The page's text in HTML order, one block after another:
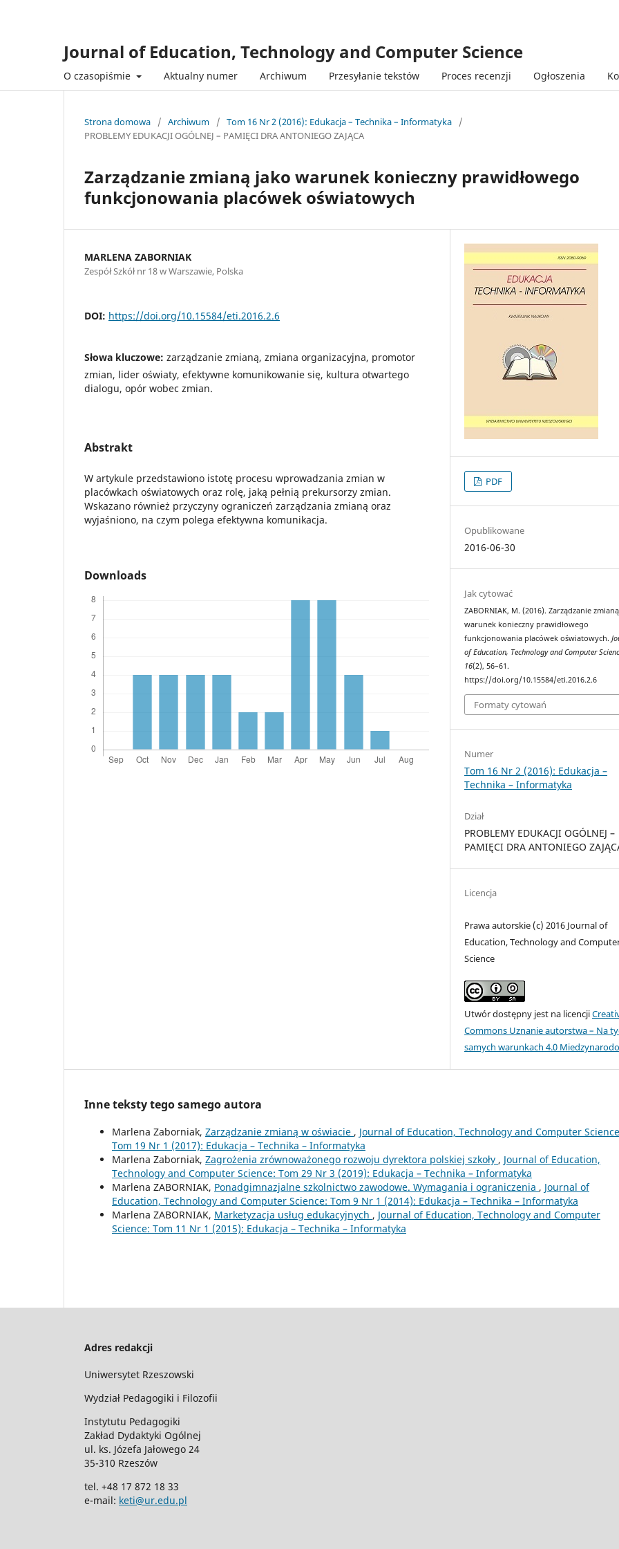
Journal of Education, Technology and Computer Science
O czasopiśmie Aktualny numer Archiwum Przesyłanie tekstów Proces recenzji Ogłoszenia
Strona domowa / Archiwum / Tom 16 Nr 2 (2016): Edukacja – Technika – Informatyka
/
PROBLEMY EDUKACJI OGÓLNEJ – PAMIĘCI DRA ANTONIEGO ZAJĄCA
Zarządzanie zmianą jako warunek konieczny prawidłowego
funkcjonowania placówek oświatowych
MARLENA ZABORNIAK
Zespół Szkół nr 18 w Warszawie, Polska
DOI: https://doi.org/10.15584/eti.2016.2.6
Słowa kluczowe: zarządzanie zmianą, zmiana organizacyjna, promotor
zmian, lider oświaty, efektywne komunikowanie się, kultura otwartego
dialogu, opór wobec zmian.
Abstrakt
W artykule przedstawiono istotę procesu wprowadzania zmian w
placówkach oświatowych oraz rolę, jaką pełnią prekursorzy zmian.
Wskazano również przyczyny ograniczeń zarządzania zmianą oraz
wyjaśniono, na czym polega efektywna komunikacja.
Downloads
PDF
Opublikowane
2016-06-30
Jak cytować
ZABORNIAK, M. (2016). Zarządzanie
warunek konieczny prawidłowego
funkcjonowania placówek oświatowych.
of Education, Technology and Computer
16(2), 56–61.
https://doi.org/10.15584/eti.2016.2.6
Formaty cytowań
Numer
Tom 16 Nr 2 (2016): Edukacja –
Technika – Informatyka
Dział
PROBLEMY EDUKACJI OGÓLNEJ –
PAMIĘCI DRA ANTONIEGO
Licencja
Prawa autorskie (c) 2016 Journal of
Education, Technology and
Science
Utwór dostępny jest na licencji
Commons Uznanie autorstwa – Na
samych warunkach 4.0
Inne teksty tego samego autora
Marlena Zaborniak, Zarządzanie zmianą w oświacie , Journal of Education, Technology and Computer
Tom 19 Nr 1 (2017): Edukacja – Technika – Informatyka
Marlena Zaborniak, Zagrożenia zrównoważonego rozwoju dyrektora polskiej szkoły , Journal of Education,
Technology and Computer Science: Tom 29 Nr 3 (2019): Edukacja – Technika – Informatyka
Marlena ZABORNIAK, Ponadgimnazjalne szkolnictwo zawodowe. Wymagania i ograniczenia , Journal of
Education, Technology and Computer Science: Tom 9 Nr 1 (2014): Edukacja – Technika – Informatyka
Marlena ZABORNIAK, Marketyzacja usług edukacyjnych , Journal of Education, Technology and Computer
Science: Tom 11 Nr 1 (2015): Edukacja – Technika – Informatyka
Adres redakcji
Uniwersytet Rzeszowski
Wydział Pedagogiki i Filozofii
Instytutu Pedagogiki
Zakład Dydaktyki Ogólnej
ul. ks. Józefa Jałowego 24
35-310 Rzeszów
tel. +48 17 872 18 33
e-mail: keti@ur.edu.pl